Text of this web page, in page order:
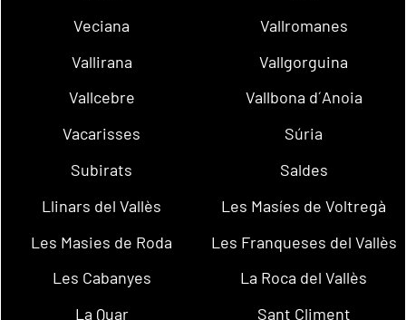
Veciana
Vallromanes
Vallirana
Vallgorguina
Vallcebre
Vallbona d´Anoia
Vacarisses
Súria
Subirats
Saldes
Llinars del Vallès
Les Masíes de Voltregà
Les Masies de Roda
Les Franqueses del Vallès
Les Cabanyes
La Roca del Vallès
La Quar
Sant Climent